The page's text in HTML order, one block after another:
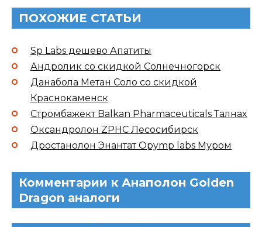
ПОХОЖИЕ СТАТЬИ
Sp Labs дешево Апатиты
Андролик со скидкой Солнечногорск
Данабола Метан Соло со скидкой
Краснокаменск
Стромбажект Balkan Pharmaceuticals Талнах
Оксандролон ZPHC Лесосибирск
Дростанолон Энантат Opymp labs Муром
Комментарии к Анаполон Golden
Dragon аналоги